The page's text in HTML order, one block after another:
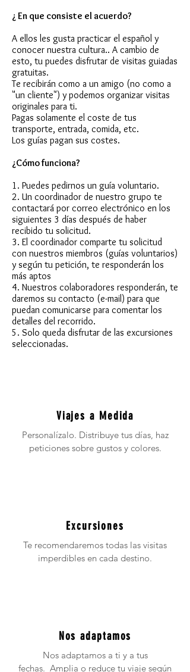
¿ En que consiste el acuerdo?
A ellos les gusta practicar el español y
conocer nuestra cultura.. A cambio de
esto, tu puedes disfrutar de visitas guiadas
gratuitas.
Te recibirán como a un amigo (no como a
"un cliente") y podemos organizar visitas
originales para ti.
Pagas solamente el coste de tus
transporte, entrada, comida, etc.
Los guías pagan sus costes.
¿Cómo funciona?
1. Puedes pedirnos un guía voluntario.
2. Un coordinador de nuestro grupo te
contactará por correo electrónico en los
siguientes 3 días después de haber
recibido tu solicitud.
3. El coordinador comparte tu solicitud
con nuestros miembros (guías voluntarios)
y según tu petición, te responderán los
más aptos
4. Nuestros colaboradores responderán, te
daremos su contacto (e-mail) para que
puedan comunicarse para comentar los
detalles del recorrido.
5. Solo queda disfrutar de las excursiones
seleccionadas.
Viajes a Medida
Personalízalo. Distribuye tus días, haz
peticiones sobre gustos y colores.
Excursiones
Te recomendaremos todas las visitas
imperdibles en cada destino.
Nos adaptamos
Nos adaptamos a ti y a tus
fechas. Amplia o reduce tu viaje según